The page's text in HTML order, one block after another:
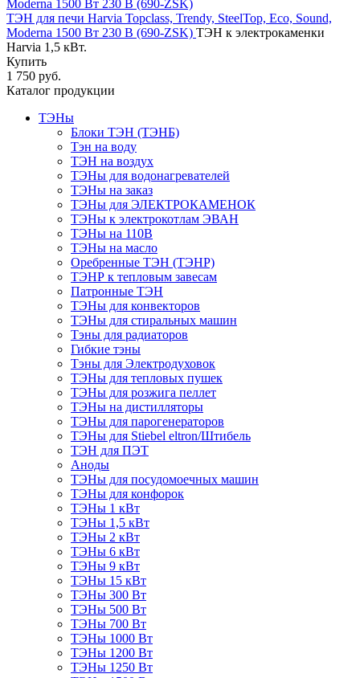
ТЭН для печи Harvia Topclass, Trendy, SteelTop, Eco, Sound,
Moderna 1500 Вт 230 В (690-ZSK) ТЭН к электрокаменки
Harvia 1,5 кВт.
Купить
1 750 руб.
Каталог продукции
ТЭНы
Блоки ТЭН (ТЭНБ)
Тэн на воду
ТЭН на воздух
ТЭНы для водонагревателей
ТЭНы на заказ
ТЭНы для ЭЛЕКТРОКАМЕНОК
ТЭНы к электрокотлам ЭВАН
ТЭНы на 110В
ТЭНы на масло
Оребренные ТЭН (ТЭНР)
ТЭНР к тепловым завесам
Патронные ТЭН
ТЭНы для конвекторов
ТЭНы для стиральных машин
Тэны для радиаторов
Гибкие тэны
Тэны для Электродуховок
ТЭНы для тепловых пушек
ТЭНы для розжига пеллет
ТЭНы на дистилляторы
ТЭНы для парогенераторов
ТЭНы для Stiebel eltron/Штибель
ТЭН для ПЭТ
Аноды
ТЭНы для посудомоечных машин
ТЭНы для конфорок
ТЭНы 1 кВт
ТЭНы 1,5 кВт
ТЭНы 2 кВт
ТЭНы 6 кВт
ТЭНы 9 кВт
ТЭНы 15 кВт
ТЭНы 300 Вт
ТЭНы 500 Вт
ТЭНы 700 Вт
ТЭНы 1000 Вт
ТЭНы 1200 Вт
ТЭНы 1250 Вт